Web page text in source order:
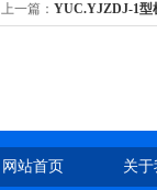
上一篇： YUC.YJZDJ-1型
网站首页 关